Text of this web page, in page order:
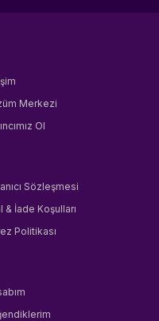
Merkezi
Ol
Sözleşmesi
& İade Koşulları
Politikası